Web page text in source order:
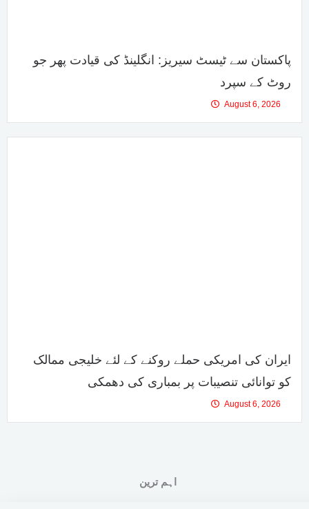
پاکستان سے ٹیسٹ سیریز: انگلینڈ کی قیادت پھر جو
روٹ کے سپرد
August 6, 2026
ایران کی امریکی حملے روکنے کے لئے خلیجی ممالک
کو توانائی تنصیبات پر بمباری کی دھمکی
August 6, 2026
اہم ترین